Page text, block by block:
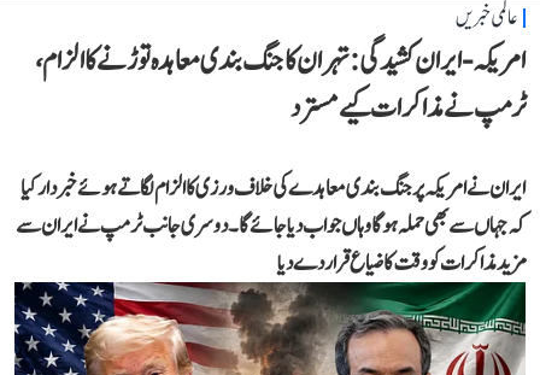
عالمی خبریں
امریکہ-ایران کشیدگی: تہران کا جنگ بندی معاہدہ توڑنے کا الزام،
ٹرمپ نے مذاکرات کیے مسترد
ایران نے امریکہ پر جنگ بندی معاہدے کی خلاف ورزی کا الزام لگاتے ہوئے خبردار کیا
کہ جہاں سے بھی حملہ ہوگا وہاں جواب دیا جائے گا۔ دوسری جانب ٹرمپ نے ایران سے
مزید مذاکرات کو وقت کا ضیاع قرار دے دیا